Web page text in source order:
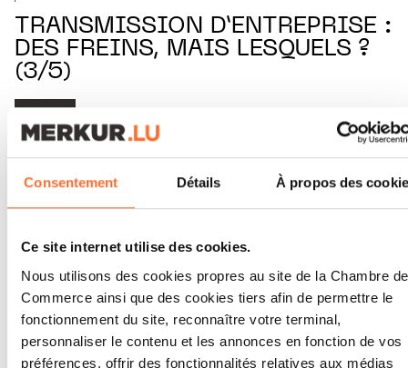
Consentement Détails À propos des
Ce site internet utilise des cookies.
Nous utilisons des cookies propres au site de la Chambre de
Commerce ainsi que des cookies tiers afin de permettre le
fonctionnement du site, reconnaître votre terminal,
personnaliser le contenu et les annonces en fonction de vos
préférences, offrir des fonctionnalités relatives aux médias
TRANSMISSION D’ENTREPRISE :
DES FREINS, MAIS LESQUELS ?
(3/5)